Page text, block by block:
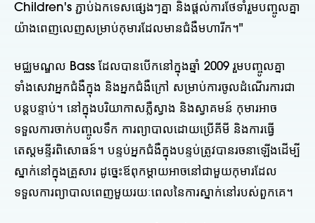
Children's ភ្ជាប់ឯកទេសផ្សេងៗគ្នា និងផ្តល់ការថែទាំរួមបញ្ចូលគ្នា
យ៉ាងពេញលេញសម្រាប់កុមារដែលមានជំងឺមហារីក។"
មជ្ឈមណ្ឌល Bass ដែលបានបើកនៅក្នុងឆ្នាំ 2009 រួមបញ្ចូលគ្នា
ទាំងសេវាអ្នកជំងឺក្នុង និងអ្នកជំងឺក្រៅ សម្រាប់ការចូលដំណើរការជា
បន្តបន្ទាប់។ នៅក្នុងបរិយាកាសភ្លឺស្វាង និងស្វាគមន៍ កុមារអាច
ទទួលការចាក់បញ្ចូលទឹក ការព្យាបាលដោយប្រើគីមី និងការធ្វើ
តេស្តមន្ទីរពិសោធន៍។ បន្ទប់អ្នកជំងឺក្នុងបន្ទប់ត្រូវបានរចនាឡើងដើម្បី
ស្នាក់នៅក្នុងគ្រួសារ ដូច្នេះឪពុកម្តាយអាចនៅជាមួយកុមារដែល
ទទួលការព្យាបាលពេញមួយរយៈពេលនៃការស្នាក់នៅរបស់ពួកគេ។